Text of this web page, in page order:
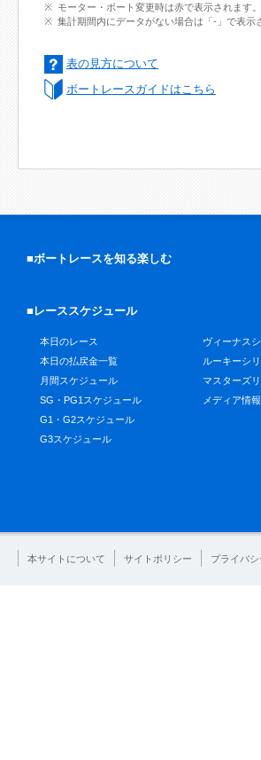
モーター・ボート変更時は赤で表示されます。
集計期間内にデータがない場合は「-」で表示
表の見方について
ボートレースガイドはこちら
■ボートレースを知る楽しむ
■レーススケジュール
本日のレース
本日の払戻金一覧
月間スケジュール
SG・PG1スケジュール
G1・G2スケジュール
G3スケジュール
ヴィーナス
ルーキーシ
マスターズ
メディア情報
本サイトについて サイトポリシー プライバ